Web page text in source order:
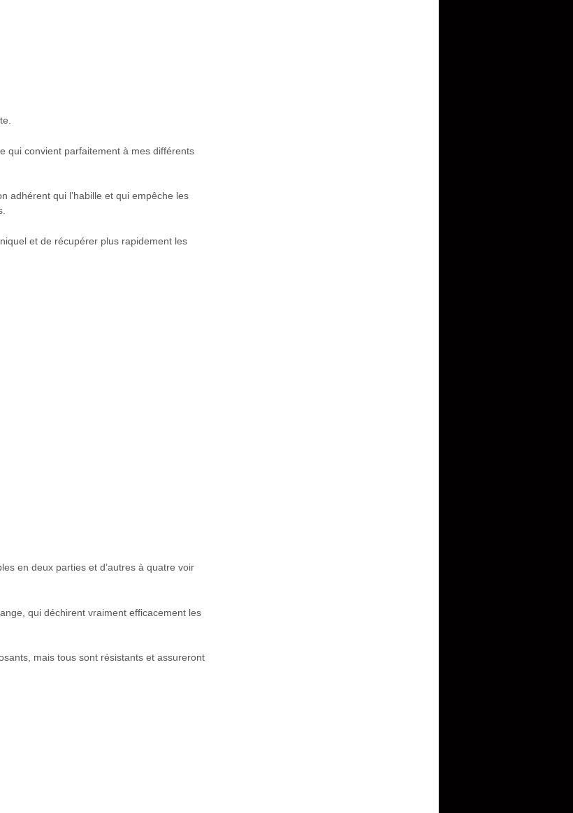
qui convient parfaitement à mes différents
adhérent qui l’habille et qui empêche les
et de récupérer plus rapidement les
en deux parties et d’autres à quatre voir
qui déchirent vraiment efficacement les
mais tous sont résistants et assureront